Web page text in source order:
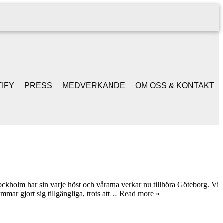
PRESS MEDVERKANDE OM OSS & KONTAKT
har sin varje höst och vårarna verkar nu tillhöra Göteborg. Vi
gjort sig tillgängliga, trots att… Read more »